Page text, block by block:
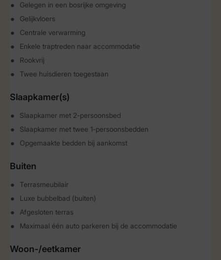
Gelegen in een bosrijke omgeving
Gelijkvloers
Centrale verwarming
Enkele traptreden naar accommodatie
Rookvrij
Twee huisdieren toegestaan
Slaapkamer(s)
Slaapkamer met 2-persoonsbed
Slaapkamer met twee 1-persoonsbedden
Opgemaakte bedden bij aankomst
Buiten
Terrasmeubilair
Luxe bubbelbad (buiten)
Afgesloten terras
Maximaal één auto parkeren bij de accommodatie
Woon-/eetkamer